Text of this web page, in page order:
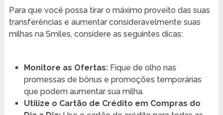
Para que você possa tirar o máximo proveito das suas
transferências e aumentar consideravelmente suas
milhas na Smiles, considere as seguintes dicas:
Monitore as Ofertas:Fique de olho nas
promessas de bônus e promoções temporárias
que podem aumentar sua milha.
Utilize o Cartão de Crédito em Compras do